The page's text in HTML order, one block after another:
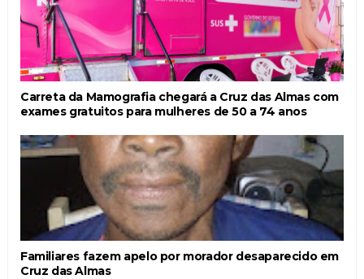
Carreta da Mamografia chegará a Cruz das Almas com
exames gratuitos para mulheres de 50 a 74 anos
Familiares fazem apelo por morador desaparecido em
Cruz das Almas